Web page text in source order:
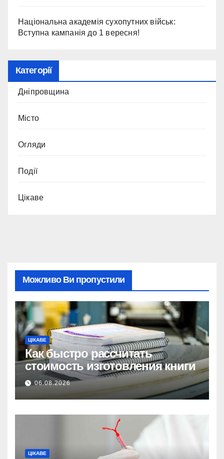
Національна академія сухопутних військ:
Вступна кампанія до 1 вересня!
Категорії
Дніпровщина
Місто
Огляди
Події
Цікаве
Можливо Ви пропустили
ЦІКАВЕ
Как быстро рассчитать
стоимость изготовления книги
06.08.2026
ЦІКАВЕ